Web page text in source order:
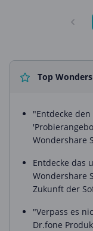
Top
"Entdecke
Wondershare
Entdecke das
Wondershare
Zukunft der
"Verpass es
Dr.fone